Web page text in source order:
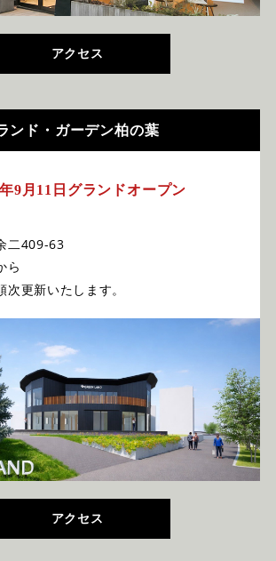
アクセス
ンド・ガーデン柏の葉
9月11日グランドオープン
二409-63
ら
更新いたします。
アクセス